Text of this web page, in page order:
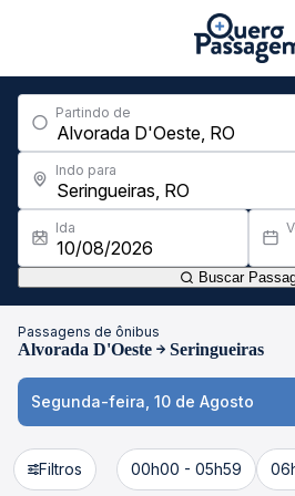
Partindo de
Indo para
Ida
Buscar
Passagens de ônibus
Alvorada D'Oeste Seringueiras
Segunda-feira, 10 de Agosto
Filtros 00h00 - 05h59